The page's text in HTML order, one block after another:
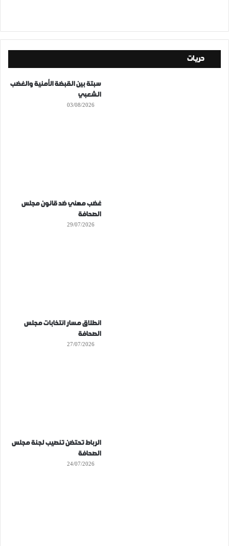
حريات
سبتة بين القبضة الأمنية والغضب
الشعبي
03/08/2026
غضب مهني ضد قانون مجلس
الصحافة
29/07/2026
انطلاق مسار انتخابات مجلس
الصحافة
27/07/2026
الرباط تحتضن تنصيب لجنة مجلس
الصحافة
24/07/2026